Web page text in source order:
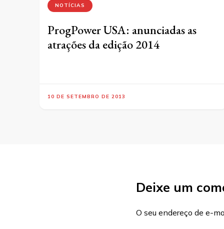
NOTÍCIAS
ProgPower USA: anunciadas as
atrações da edição 2014
10 DE SETEMBRO DE 2013
Deixe um
O seu endereço de e-